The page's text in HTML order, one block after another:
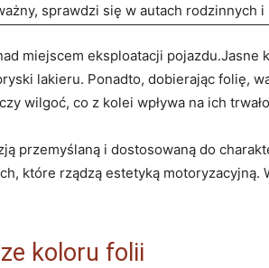
sprawdzi się w autach rodzinnych
miejscem eksploatacji pojazdu.Jasne
lakieru. Ponadto, dobierając folię,
wilgoć, co z kolei wpływa na ich
przemyślaną i dostosowaną do
które rządzą estetyką
koloru folii